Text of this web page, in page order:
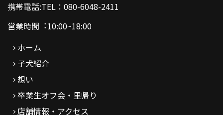
携帯電話:TEL：080-6048-2411
営業時間︓10:00~18:00
ホーム
子犬紹介
想い
卒業生オフ会・里帰り
店舗情報・アクセス